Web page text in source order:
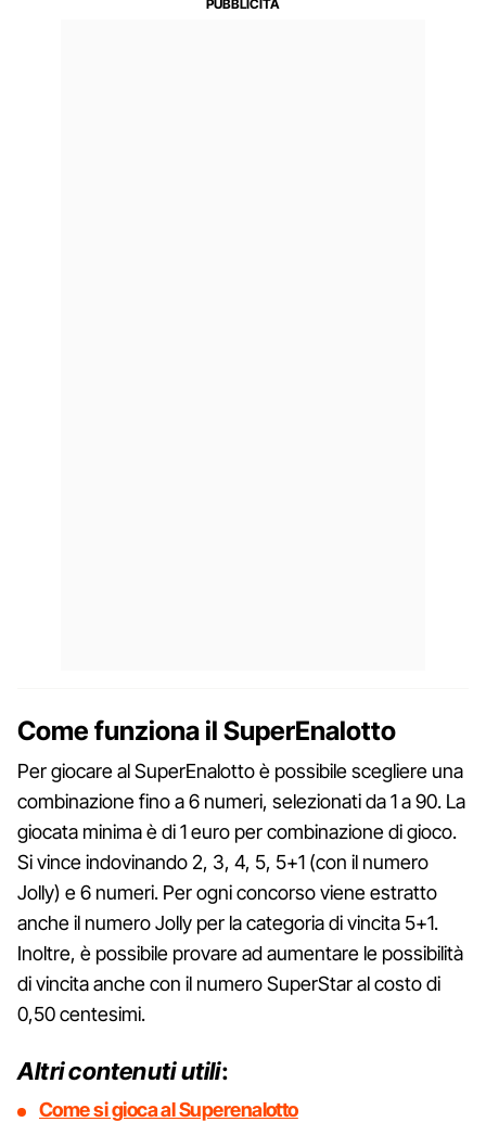
Come funziona il SuperEnalotto
Per giocare al SuperEnalotto è possibile scegliere una
combinazione fino a 6 numeri, selezionati da 1 a 90. La
giocata minima è di 1 euro per combinazione di gioco.
Si vince indovinando 2, 3, 4, 5, 5+1 (con il numero
Jolly) e 6 numeri. Per ogni concorso viene estratto
anche il numero Jolly per la categoria di vincita 5+1.
Inoltre, è possibile provare ad aumentare le possibilità
di vincita anche con il numero SuperStar al costo di
0,50 centesimi.
Altri contenuti utili:
Come si gioca al Superenalotto